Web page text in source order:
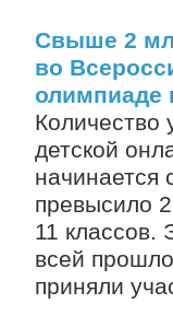
Свыше 2
во
олимпиаде
Количество
детской
начинается
превысило
11 классов.
всей
приняли